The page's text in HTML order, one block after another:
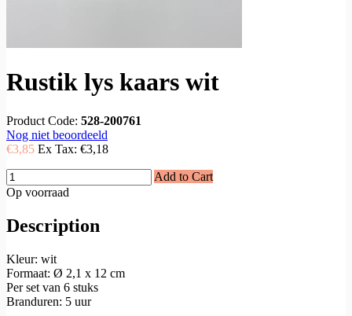
Rustik lys kaars wit
Product Code: 528-200761
Nog niet beoordeeld
€3,85 Ex Tax: €3,18
Add to Cart
Op voorraad
Description
Kleur: wit
Formaat: Ø 2,1 x 12 cm
Per set van 6 stuks
Branduren: 5 uur